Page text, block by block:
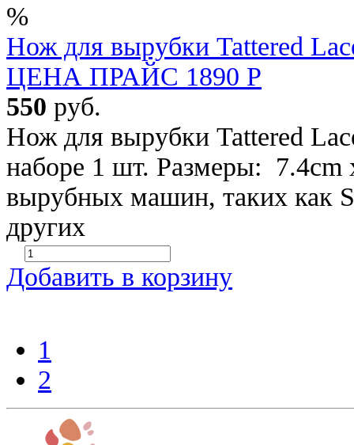
%
Нож для вырубки Tattered
ЦЕНА ПРАЙС 1890 Р
550 руб.
Нож для вырубки Tattered
наборе 1 шт. Размеры: 7.4cm
вырубных машин, таких как
других
Добавить в корзину
1
2